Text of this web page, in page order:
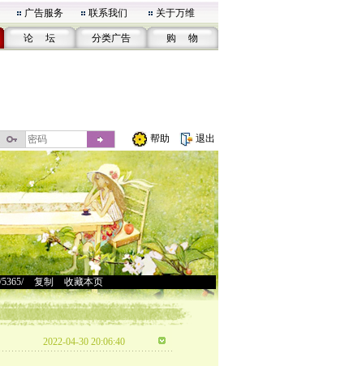
广告服务 联系我们 关于万维
论 坛 分类广告 购 物
帮助 退出
> 复制 收藏本页
2022-04-30 20:06:40